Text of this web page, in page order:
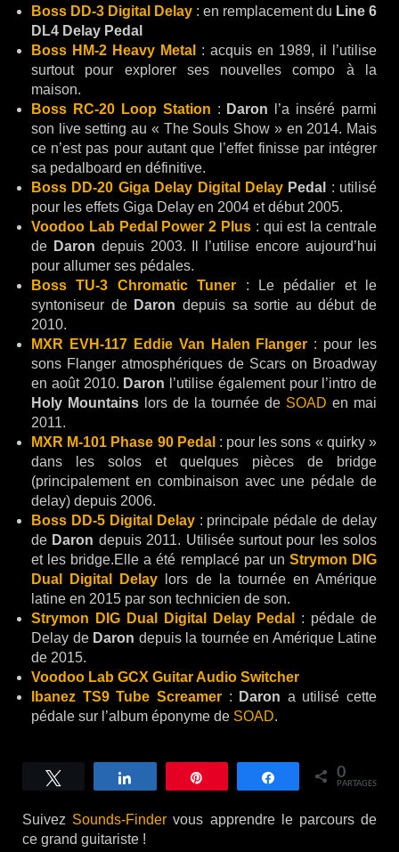
Boss DD-3 Digital Delay : en remplacement du Line 6
DL4 Delay Pedal
Boss HM-2 Heavy Metal : acquis en 1989, il l’utilise
surtout pour explorer ses nouvelles compo à la
maison.
Boss RC-20 Loop Station : Daron l’a inséré parmi
son live setting au « The Souls Show » en 2014. Mais
ce n’est pas pour autant que l’effet finisse par intégrer
sa pedalboard en définitive.
Boss DD-20 Giga Delay Digital DelayPedal
: utilisé
pour les effets Giga Delay en 2004 et début 2005.
Voodoo Lab Pedal Power 2 Plus : qui est la centrale
de Daron depuis 2003. Il l’utilise encore aujourd’hui
pour allumer ses pédales.
Boss TU-3 Chromatic Tuner
: Le pédalier et le
syntoniseur de Daron depuis sa sortie au début de
2010.
MXR EVH-117 Eddie Van Halen Flanger : pour les
sons Flanger atmosphériques de Scars on Broadway
en août 2010. Daron l’utilise également pour l’intro de
Holy Mountains lors de la tournée de SOAD en mai
2011.
MXR M-101 Phase 90 Pedal : pour les sons « quirky »
dans les solos et quelques pièces de bridge
(principalement en combinaison avec une pédale de
delay) depuis 2006.
Boss DD-5 Digital Delay : principale pédale de delay
de Daron depuis 2011. Utilisée surtout pour les solos
et les bridge.Elle a été remplacé par un Strymon DIG
Dual Digital Delay
lors de la tournée en Amérique
latine en 2015 par son technicien de son.
Strymon DIG Dual Digital Delay Pedal
: pédale de
Delay de Daron depuis la tournée en Amérique Latine
de 2015.
Voodoo Lab GCX Guitar Audio Switcher
Ibanez TS9 Tube Screamer: Daron a utilisé cette
pédale sur l’album éponyme de SOAD.
Partagez 0
PARTAGES
Suivez Sounds-Finder vous apprendre le parcours de
ce grand guitariste !